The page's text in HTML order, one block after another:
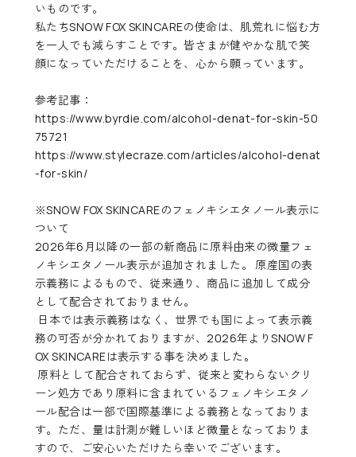
いものです。
私たちSNOW FOX SKINCAREの使命は、肌荒れに悩む方
を一人でも減らすことです。皆さまが健やかな肌で笑
顔になっていただけることを、心から願っています。
参考記事：
https://www.byrdie.com/alcohol-denat-for-skin-50
75721
https://www.stylecraze.com/articles/alcohol-denat
-for-skin/
※SNOW FOX SKINCAREのフェノキシエタノール表示に
ついて
2026年6月以降の一部の新商品に原料由来の微量フェ
ノキシエタノール表示が追加されました。 原産国の表
示義務によるもので、従来通り、商品に追加して成分
として配合されておりません。
日本では表示義務はなく、世界でも国によって表示義
務の可否が分かれておりますが、2026年よりSNOW F
OX SKINCAREは表示する事を決めました。
原料として配合されておらず、従来と変わらないクリ
ーン処方であり原料に含まれているフェノキシエタノ
ール配合は一部で国際基準による義務となっておりま
す。ただ、量は計測が難しいほど微量となっておりま
すので、ご安心いただけたら幸いでございます。